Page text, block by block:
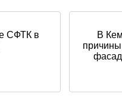
СФТК в
В